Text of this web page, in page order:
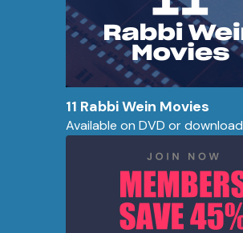
11 Rabbi Wein Movies
Available on DVD or download